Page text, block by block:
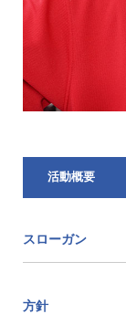
活動概要
スローガン
方針